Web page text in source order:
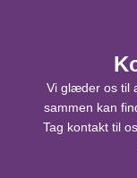
Vi glæder os til
sammen kan
Tag kontakt til